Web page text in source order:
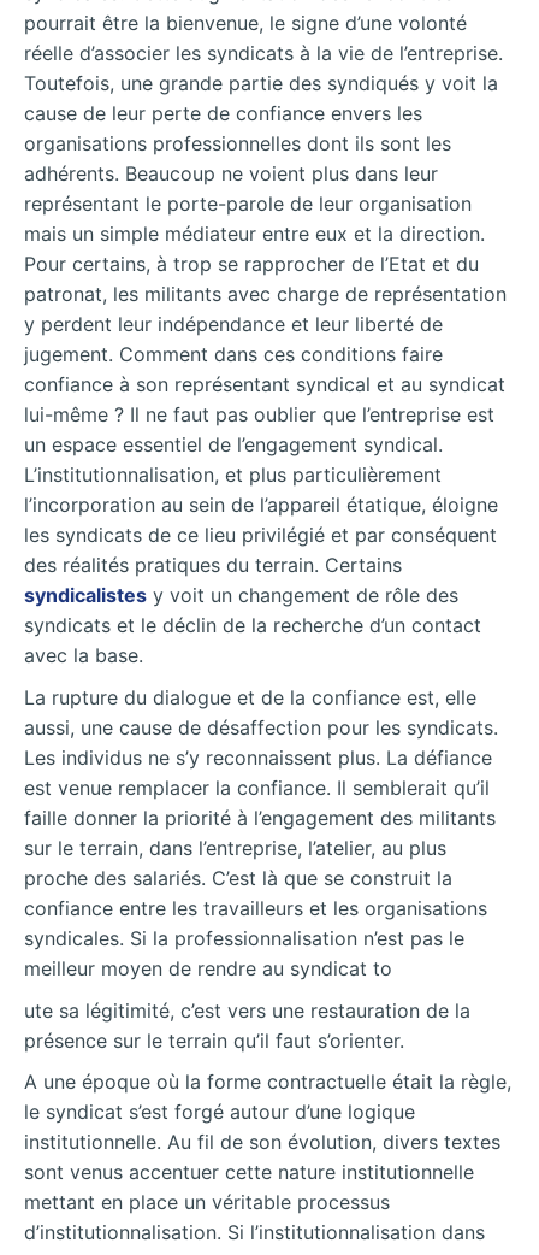
pourrait être la bienvenue, le signe d’une volonté
réelle d’associer les syndicats à la vie de l’entreprise.
Toutefois, une grande partie des syndiqués y voit la
cause de leur perte de confiance envers les
organisations professionnelles dont ils sont les
adhérents. Beaucoup ne voient plus dans leur
représentant le porte-parole de leur organisation
mais un simple médiateur entre eux et la direction.
Pour certains, à trop se rapprocher de l’Etat et du
patronat, les militants avec charge de représentation
y perdent leur indépendance et leur liberté de
jugement. Comment dans ces conditions faire
confiance à son représentant syndical et au syndicat
lui-même ? Il ne faut pas oublier que l’entreprise est
un espace essentiel de l’engagement syndical.
L’institutionnalisation, et plus particulièrement
l’incorporation au sein de l’appareil étatique, éloigne
les syndicats de ce lieu privilégié et par conséquent
des réalités pratiques du terrain. Certains
syndicalistes y voit un changement de rôle des
syndicats et le déclin de la recherche d’un contact
avec la base.
La rupture du dialogue et de la confiance est, elle
aussi, une cause de désaffection pour les syndicats.
Les individus ne s’y reconnaissent plus. La défiance
est venue remplacer la confiance. Il semblerait qu’il
faille donner la priorité à l’engagement des militants
sur le terrain, dans l’entreprise, l’atelier, au plus
proche des salariés. C’est là que se construit la
confiance entre les travailleurs et les organisations
syndicales. Si la professionnalisation n’est pas le
meilleur moyen de rendre au syndicat to
ute sa légitimité, c’est vers une restauration de la
présence sur le terrain qu’il faut s’orienter.
A une époque où la forme contractuelle était la règle,
le syndicat s’est forgé autour d’une logique
institutionnelle. Au fil de son évolution, divers textes
sont venus accentuer cette nature institutionnelle
mettant en place un véritable processus
d’institutionnalisation. Si l’institutionnalisation dans